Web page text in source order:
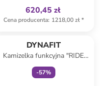
620,45 zł
Cena producenta: 1218,00 zł*
DYNAFIT
Kamizelka funkcyjna "RIDE
LIGHT" w kolorze czerwonym
-57%